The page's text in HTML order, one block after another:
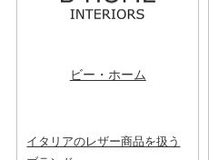
ビー・ホーム
イタリアのレザー商品を扱う